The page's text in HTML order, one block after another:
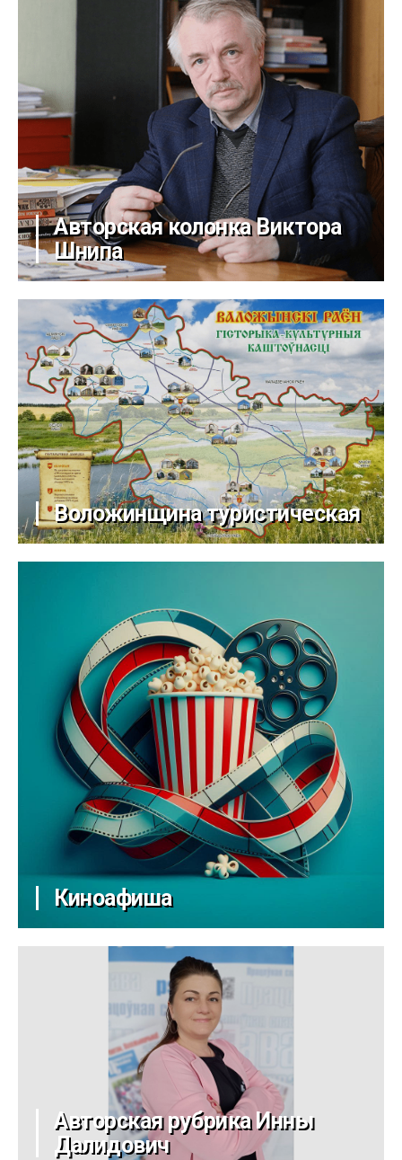
Авторская колонка Виктора
Шнипа
Воложинщина туристическая
Киноафиша
Авторская рубрика Инны
Далидович